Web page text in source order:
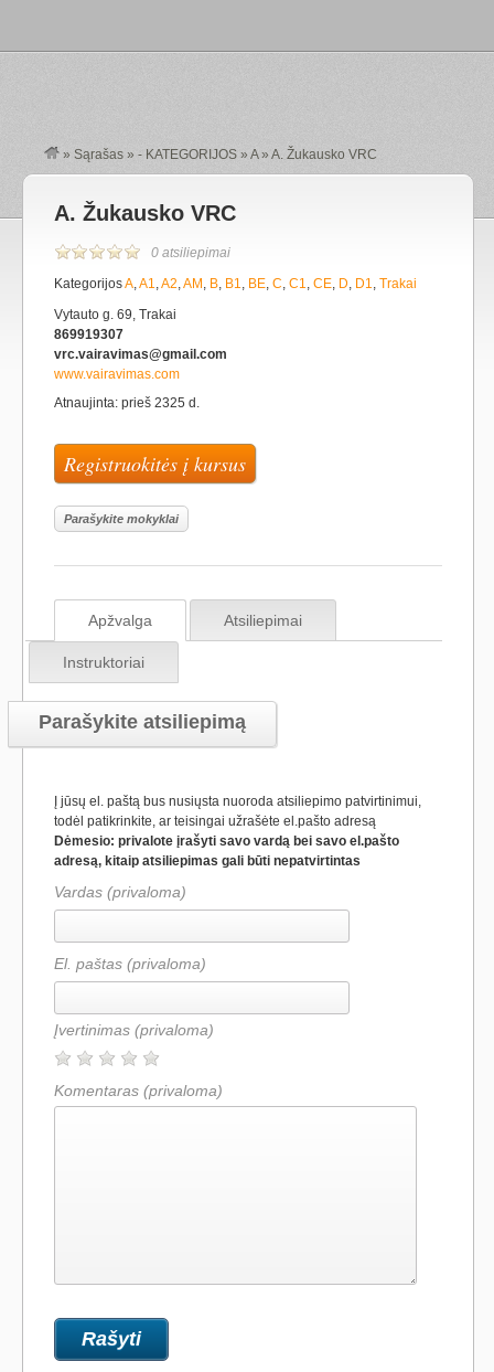
» Sąrašas » - KATEGORIJOS » A »A. Žukausko VRC
A. Žukausko VRC
0 atsiliepimai
KategorijosA,A1,A2,AM , B, B1, BE, C, C1, CE, D, D1, Trakai
Vytauto g. 69, Trakai
869919307
vrc.vairavimas@gmail.com
www.vairavimas.com
Atnaujinta: prieš 2325 d.
Registruokitės į kursus
Parašykite mokyklai
Apžvalga Atsiliepimai
Instruktoriai
Parašykite atsiliepimą
Į jūsų el. paštą bus nusiųsta nuoroda atsiliepimo patvirtinimui,
todėl patikrinkite, ar teisingai užrašėte el.pašto adresą
Dėmesio: privalote įrašyti savo vardą bei savo el.pašto
adresą, kitaip atsiliepimas gali būti nepatvirtintas
Vardas (privaloma)
El. paštas (privaloma)
Įvertinimas (privaloma)
Komentaras (privaloma)